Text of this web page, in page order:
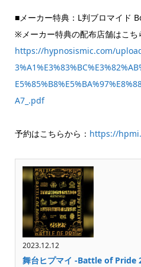
■メーカー特典：L判ブロマイド
※メーカー特典の配布店舗はこち
https://hypnosismic.com/
A7_.pdf
予約はこちらから： https://
2023.12.12
舞台ヒプマイ -Battle of Pride